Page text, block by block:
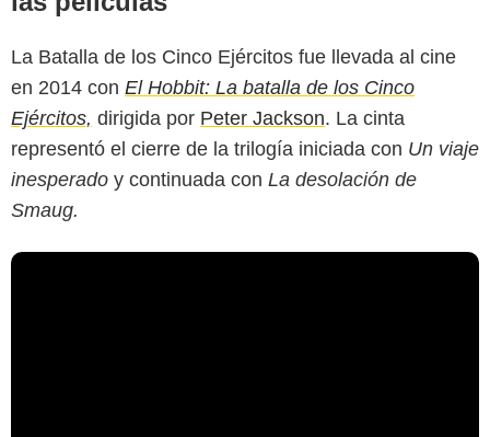
La Batalla de los Cinco Ejércitos fue llevada al cine
en 2014 con El Hobbit: La batalla de los Cinco
Ejércitos, dirigida por Peter Jackson. La cinta
representó el cierre de la trilogía iniciada con Un viaje
inesperado y continuada con La desolación de
Smaug.